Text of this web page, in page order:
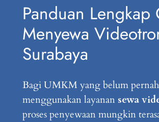
Panduan Lengkap
Menyewa
Surabaya
Bagi UMKM yang belum pernah
menggunakan layanan sewa
proses penyewaan mungkin